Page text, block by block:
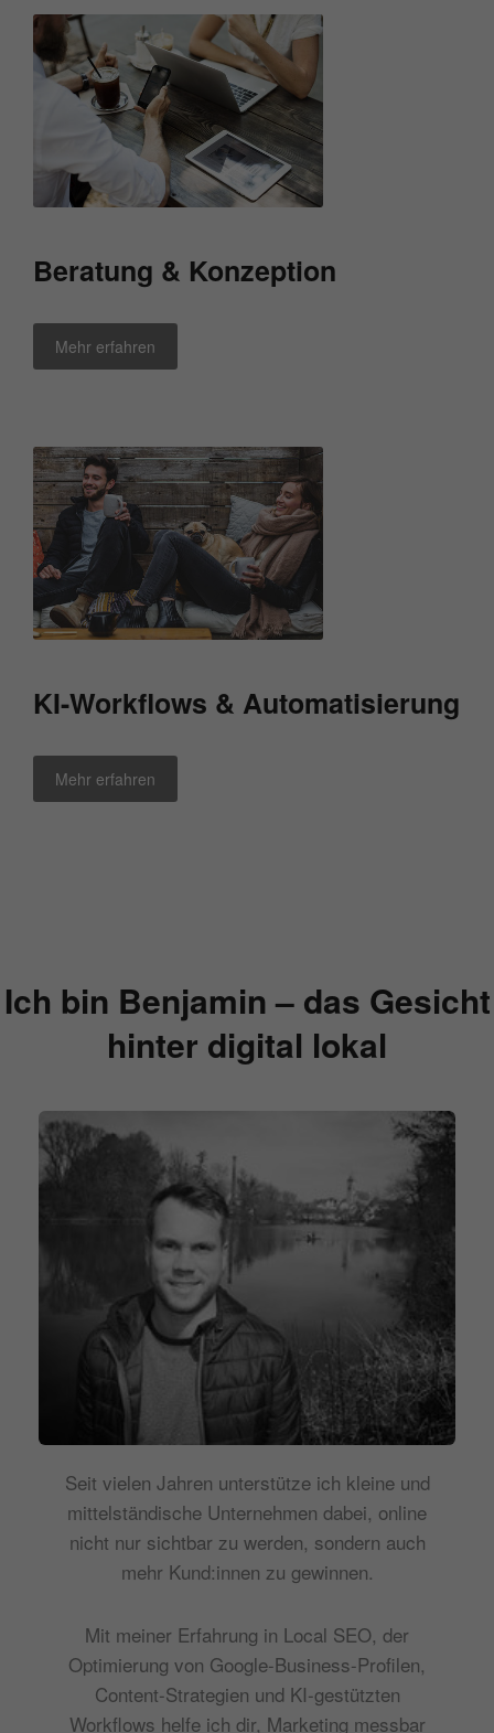
Beratung & Konzeption
Mehr erfahren
KI-Workflows & Automatisierung
Mehr erfahren
Ich bin Benjamin – das Gesicht
hinter digital lokal
Seit vielen Jahren unterstütze ich kleine und
mittelständische Unternehmen dabei, online
nicht nur sichtbar zu werden, sondern auch
mehr Kund:innen zu gewinnen.
Mit meiner Erfahrung in Local SEO, der
Optimierung von Google-Business-Profilen,
Content-Strategien und KI-gestützten
Workflows helfe ich dir, Marketing messbar